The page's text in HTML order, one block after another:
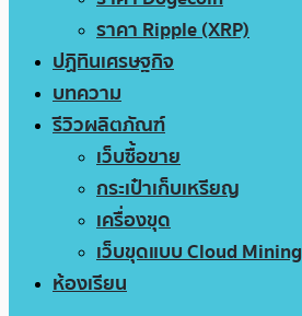
ราคา Ripple (XRP)
ปฏิทินเศรษฐกิจ
บทความ
รีวิวผลิตภัณฑ์
เว็บซื้อขาย
กระเป๋าเก็บเหรียญ
เครื่องขุด
เว็บขุดแบบ Cloud Mining
ห้องเรียน